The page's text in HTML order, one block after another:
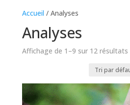
Accueil / Analyses
Analyses
Affichage de 1–9 sur 12 résultats